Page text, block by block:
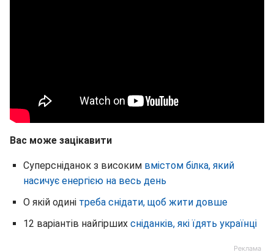
Вас може зацікавити
Суперсніданок з високим вмістом білка, який
насичує енергією на весь день
О якій одині треба снідати, щоб жити довше
12 варіантів найгірших сніданків, які їдять українці